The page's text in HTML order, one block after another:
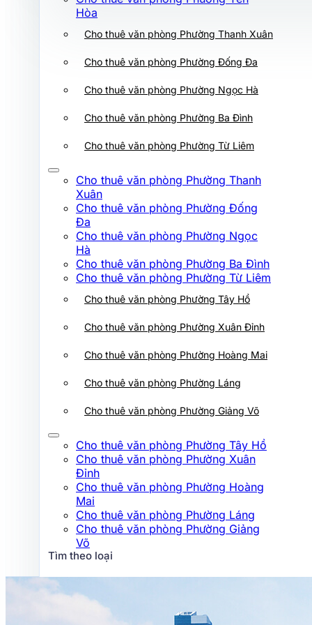
Cho thuê văn phòng Phường Ba Đình
Cho thuê văn phòng Phường Từ Liêm
Cho thuê văn phòng Phường Thanh
Cho thuê văn phòng Phường Đống
Cho thuê văn phòng Phường Ngọc
Cho thuê văn phòng Phường Ba Đình
Cho thuê văn phòng Phường Tây Hồ
Cho thuê văn phòng Phường Xuân Đỉnh
Cho thuê văn phòng Phường Hoàng Mai
Cho thuê văn phòng Phường Láng
Cho thuê văn phòng Phường Xuân
Cho thuê văn phòng Phường Hoàng
Cho thuê văn phòng Phường Láng
Võ
Hạng A
Hạng B
Hạng C
Hạng D
Tìm theo đường
Hòa
Cho thuê văn phòng Phường Thanh Xuân
Cho thuê văn phòng Phường Đống Đa
Cho thuê văn phòng Phường Ngọc Hà
Cho thuê văn phòng Phường Ba Đình
Cho thuê văn phòng Phường Từ Liêm
Cho thuê văn phòng Phường Thanh
Xuân
Cho thuê văn phòng Phường Đống
Đa
Cho thuê văn phòng Phường Ngọc
Hà
Cho thuê văn phòng Phường Ba Đình
Cho thuê văn phòng Phường Từ Liêm
Cho thuê văn phòng Phường Tây Hồ
Cho thuê văn phòng Phường Xuân Đỉnh
Cho thuê văn phòng Phường Hoàng Mai
Cho thuê văn phòng Phường Láng
Cho thuê văn phòng Phường Giảng Võ
Cho thuê văn phòng Phường Tây Hồ
Cho thuê văn phòng Phường Xuân
Đỉnh
Cho thuê văn phòng Phường Hoàng
Mai
Cho thuê văn phòng Phường Láng
Cho thuê văn phòng Phường Giảng
Võ
Tìm theo loại
Hạng A